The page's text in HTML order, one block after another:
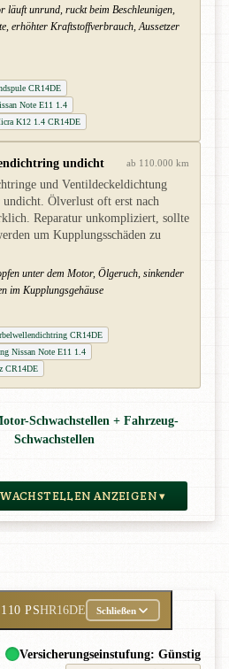
läuft unrund, ruckt beim Beschleunigen,
erhöhter Kraftstoffverbrauch, Aussetzer
CR14DE
Note E11 1.4
K12 1.4 CR14DE
undicht ab 110.000 km
und Ventildeckeldichtung
Ölverlust oft erst nach
Reparatur unkompliziert, sollte
um Kupplungsschäden zu
unter dem Motor, Ölgeruch, sinkender
im Kupplungsgehäuse
CR14DE
Nissan Note E11 1.4
CR14DE
Schwachstellen + Fahrzeug-
Schwachstellen
ANZEIGEN ▾
110 PSHR16DE Schließen
Versicherungseinstufung: Günstig